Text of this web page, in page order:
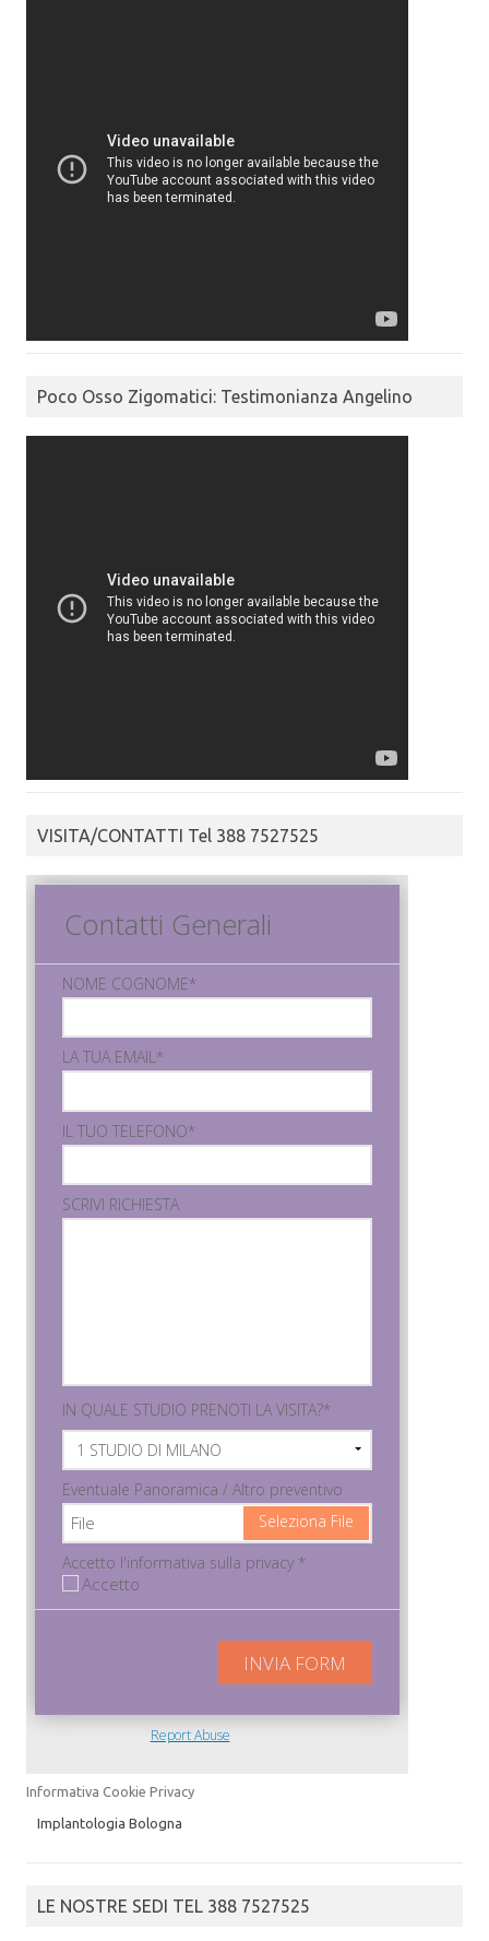
Poco Osso Zigomatici: Testimonianza Angelino
VISITA/CONTATTI Tel 388 7527525
Informativa Cookie Privacy
Implantologia Bologna
LE NOSTRE SEDI TEL 388 7527525